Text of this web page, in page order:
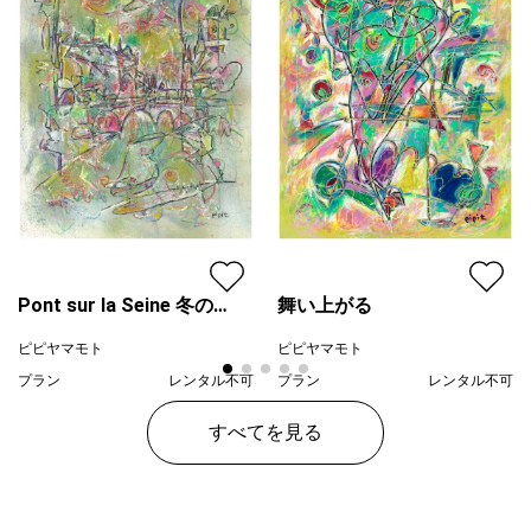
Pont sur la Seine 冬の
ピピヤマモト
プラン
レンタル不可
¥ 35,000
舞い上がる
ピピヤマモト
プラン
レンタル不可
すべてを見る